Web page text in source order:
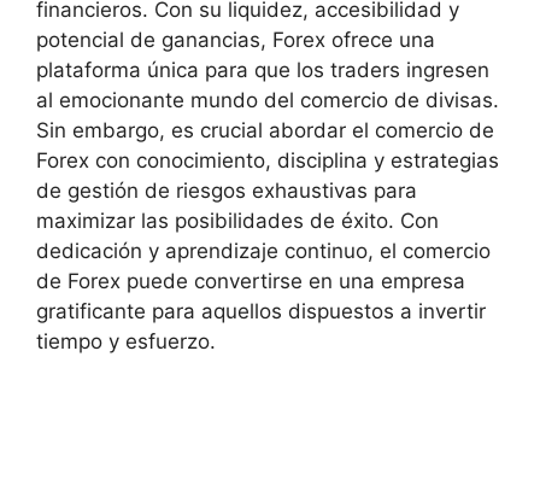
financieros. Con su liquidez, accesibilidad y
potencial de ganancias, Forex ofrece una
plataforma única para que los traders ingresen
al emocionante mundo del comercio de divisas.
Sin embargo, es crucial abordar el comercio de
Forex con conocimiento, disciplina y estrategias
de gestión de riesgos exhaustivas para
maximizar las posibilidades de éxito. Con
dedicación y aprendizaje continuo, el comercio
de Forex puede convertirse en una empresa
gratificante para aquellos dispuestos a invertir
tiempo y esfuerzo.